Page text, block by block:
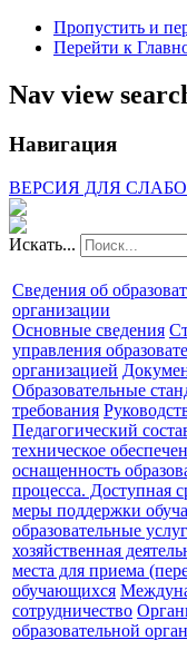
Пропустить и
Перейти к
Nav view
Навигация
ВЕРСИЯ ДЛЯ
Искать...
Сведения об
организации
Основные сведения
управления
организацией
Образовательные
требования
Педагогический
техническое
оснащенность
процесса. Доступная
меры поддержки
образовательные
хозяйственная
места для приема
обучающихся
сотрудничество
образовательной